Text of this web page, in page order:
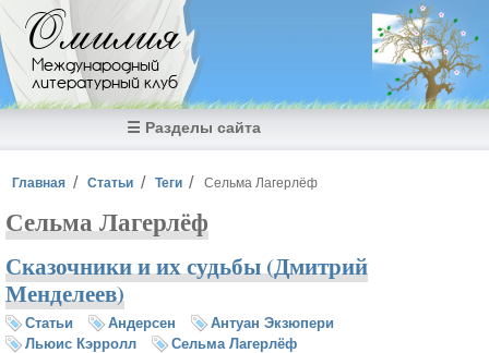
Перейти к основному содержанию
Омилия
Международный
литературный клуб
☰ Разделы сайта
Вы здесь
Главная Статьи Теги Сельма Лагерлёф
Сельма Лагерлёф
Сказочники и их судьбы (Дмитрий
Менделеев)
Статьи Андерсен
Антуан Экзюпери
Льюис Кэрролл
Сельма Лагерлёф